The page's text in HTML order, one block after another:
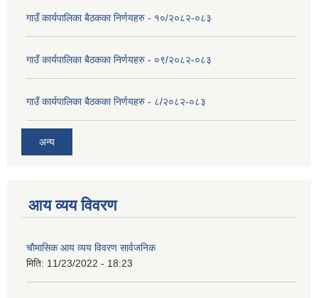
गाउँ कार्यपालिका बैठकका निर्णयहरु - १०/२०८२-०८३
गाउँ कार्यपालिका बैठकका निर्णयहरु - ०९/२०८२-०८३
गाउँ कार्यपालिका बैठकका निर्णयहरु - ८/२०८२-०८३
अन्य
आय व्यय विवरण
चाैमासिक आय व्यय विवरण सार्वजनिक
मिति: 11/23/2022 - 18:23